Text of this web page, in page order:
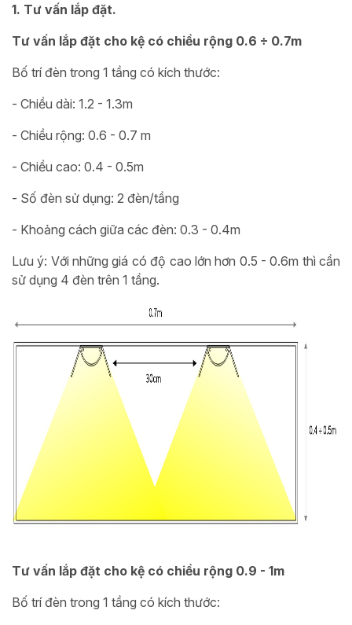
1. Tư vấn lắp đặt.
Tư vấn lắp đặt cho kệ có chiều rộng 0.6 ÷ 0.7m
Bố trí đèn trong 1 tầng có kích thước:
- Chiều dài: 1.2 - 1.3m
- Chiều rộng: 0.6 - 0.7 m
- Chiều cao: 0.4 - 0.5m
- Số đèn sử dụng: 2 đèn/tầng
- Khoảng cách giữa các đèn: 0.3 - 0.4m
Lưu ý: Với những giá có độ cao lớn hơn 0.5 - 0.6m thì cần
sử dụng 4 đèn trên 1 tầng.
Tư vấn lắp đặt cho kệ có chiều rộng 0.9 - 1m
Bố trí đèn trong 1 tầng có kích thước: